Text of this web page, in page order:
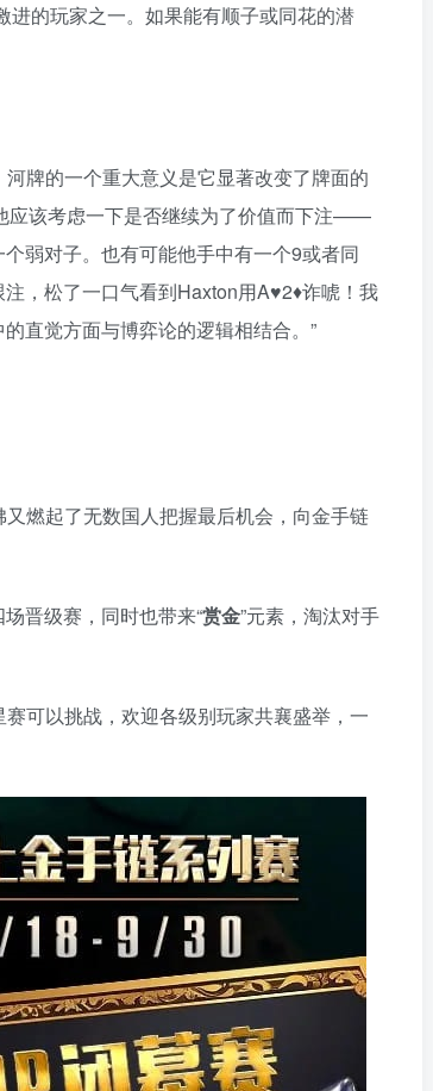
进的玩家之一。如果能有顺子或同花的潜
牌的一个重大意义是它显著改变了牌面的
应该考虑一下是否继续为了价值而下注——
弱对子。也有可能他手中有一个9或者同
，松了一口气看到Haxton用A♥2♦诈唬！我
直觉方面与博弈论的逻辑相结合。”
燃起了无数国人把握最后机会，向金手链
晋级赛，同时也带来“赏金”元素，淘汰对手
可以挑战，欢迎各级别玩家共襄盛举，一